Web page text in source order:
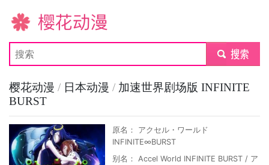
樱花动漫
submit
樱花动漫 / 日本动漫 / 加速世界剧场版 INFINITE
BURST
原名： アクセル・ワールド
INFINITE∞BURST
别名： Accel World INFINITE BURST / ア